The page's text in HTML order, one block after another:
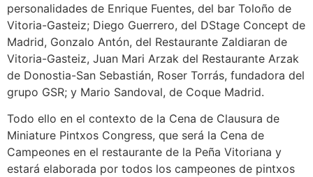
personalidades de Enrique Fuentes, del bar Toloño de
Vitoria-Gasteiz; Diego Guerrero, del DStage Concept de
Madrid, Gonzalo Antón, del Restaurante Zaldiaran de
Vitoria-Gasteiz, Juan Mari Arzak del Restaurante Arzak
de Donostia-San Sebastián, Roser Torrás, fundadora del
grupo GSR; y Mario Sandoval, de Coque Madrid.
Todo ello en el contexto de la Cena de Clausura de
Miniature Pintxos Congress, que será la Cena de
Campeones en el restaurante de la Peña Vitoriana y
estará elaborada por todos los campeones de pintxos